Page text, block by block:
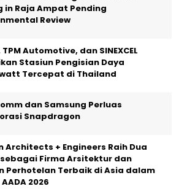
in Raja Ampat Pending
Review
TPM Automotive, dan SINEXCEL
Stasiun Pengisian Daya
Tercepat di Thailand
dan Samsung Perluas
Snapdragon
Architects + Engineers Raih Dua
Firma Arsitektur dan
Perhotelan Terbaik di Asia dalam
2026